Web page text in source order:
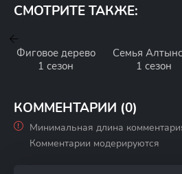
СМОТРИТЕ ТАКЖЕ:
Фиговое дерево
1 сезон
Семья
1 сезон
КОММЕНТАРИИ (0)
Минимальная длина
Комментарии модерируются